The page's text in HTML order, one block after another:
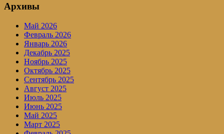
Архивы
Май 2026
Февраль 2026
Январь 2026
Декабрь 2025
Ноябрь 2025
Октябрь 2025
Сентябрь 2025
Август 2025
Июль 2025
Июнь 2025
Май 2025
Март 2025